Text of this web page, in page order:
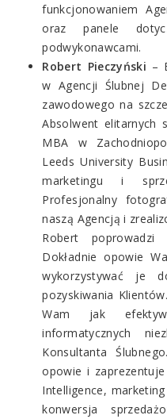
funkcjonowaniem
oraz panele
podwykonawcami.
Robert Pieczyński –
w Agencji Ślubnej
zawodowego na
Absolwent elitarnych
MBA w
Leeds University
marketingu i
Profesjonalny
naszą Agencją i
Robert poprowadzi
Dokładnie opowie
wykorzystywać je
pozyskiwania
Wam jak
informatycznych
Konsultanta
opowie i
Intelligence,
konwersja